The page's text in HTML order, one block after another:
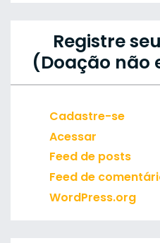
Registre
(Doação não
Cadastre-se
Acessar
Feed de posts
Feed de
WordPress.org